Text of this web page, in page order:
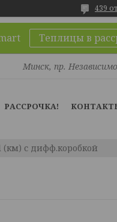
439
Теплицы в
Минск, пр.
РАССРОЧКА!
(км) с дифф.коробкой